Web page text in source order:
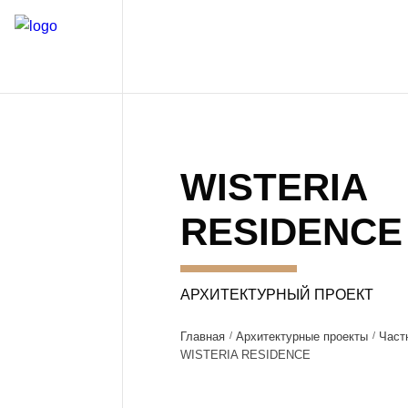
WISTERIA
RESIDENCE
АРХИТЕКТУРНЫЙ ПРОЕКТ
Главная Архитектурные проекты
WISTERIA RESIDENCE